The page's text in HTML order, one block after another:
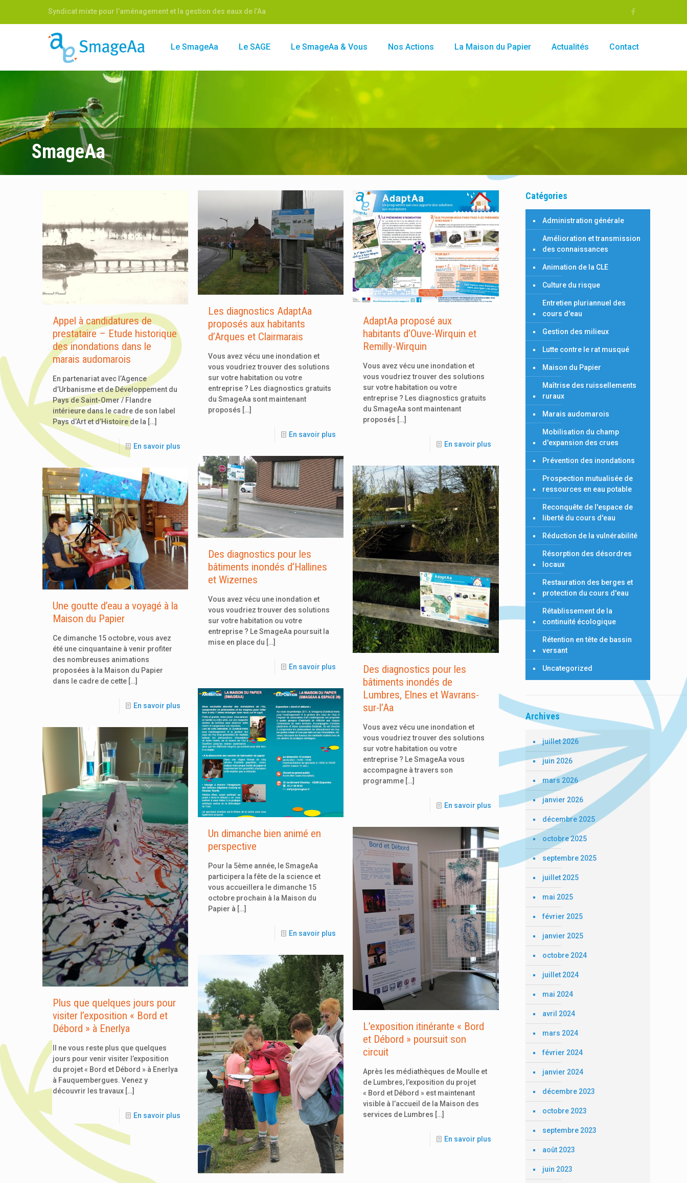
Syndicat mixte pour l’aménagement et la gestion des eaux de l’Aa
Le SmageAa Le SAGE Le SmageAa & Vous Nos Actions La Maison du Papier Actualités Contact
SmageAa
Appel à candidatures de
prestataire – Etude historique
des inondations dans le
marais audomarois
En partenariat avec l’Agence
d’Urbanisme et de Développement du
Pays de Saint-Omer / Flandre
intérieure dans le cadre de son label
Pays d’Art et d’Histoire de la […]
En savoir plus
Les diagnostics AdaptAa
proposés aux habitants
d’Arques et Clairmarais
Vous avez vécu une inondation et
vous voudriez trouver des solutions
sur votre habitation ou votre
entreprise ? Les diagnostics gratuits
du SmageAa sont maintenant
proposés […]
En savoir plus
AdaptAa proposé aux
habitants d’Ouve-Wirquin et
Remilly-Wirquin
Vous avez vécu une inondation et
vous voudriez trouver des solutions
sur votre habitation ou votre
entreprise ? Les diagnostics gratuits
du SmageAa sont maintenant
proposés […]
En savoir plus
Des diagnostics pour les
bâtiments inondés d’Hallines
et Wizernes
Vous avez vécu une inondation et
vous voudriez trouver des solutions
sur votre habitation ou votre
entreprise ? Le SmageAa poursuit la
mise en place du […]
En savoir plus
Des diagnostics pour les
bâtiments inondés de
Lumbres, Elnes et Wavrans-
sur-l’Aa
Vous avez vécu une inondation et
vous voudriez trouver des solutions
sur votre habitation ou votre
entreprise ? Le SmageAa vous
accompagne à travers son
programme […]
En savoir plus
Une goutte d’eau a voyagé à la
Maison du Papier
Ce dimanche 15 octobre, vous avez
été une cinquantaine à venir profiter
des nombreuses animations
proposées à la Maison du Papier
dans le cadre de cette […]
En savoir plus
Un dimanche bien animé en
perspective
Pour la 5ème année, le SmageAa
participera la fête de la science et
vous accueillera le dimanche 15
octobre prochain à la Maison du
Papier à […]
En savoir plus
Plus que quelques jours pour
visiter l’exposition « Bord et
Débord » à Enerlya
Il ne vous reste plus que quelques
jours pour venir visiter l’exposition
du projet « Bord et Débord » à Enerlya
à Fauquembergues. Venez y
découvrir les travaux […]
En savoir plus
L’exposition itinérante « Bord
et Débord » poursuit son
circuit
Après les médiathèques de Moulle et
de Lumbres, l’exposition du projet
« Bord et Débord » est maintenant
visible à l’accueil de la Maison des
services de Lumbres […]
En savoir plus
Catégories
Administration générale
Amélioration et transmission
des connaissances
Animation de la CLE
Culture du risque
Entretien pluriannuel des
cours d'eau
Gestion des milieux
Lutte contre le rat musqué
Maison du Papier
Maîtrise des ruissellements
ruraux
Marais audomarois
Mobilisation du champ
d'expansion des crues
Prévention des inondations
Prospection mutualisée de
ressources en eau potable
Reconquête de l'espace de
liberté du cours d'eau
Réduction de la vulnérabilité
Résorption des désordres
locaux
Restauration des berges et
protection du cours d'eau
Rétablissement de la
continuité écologique
Rétention en tête de bassin
versant
Uncategorized
Archives
juillet 2026
juin 2026
mars 2026
janvier 2026
décembre 2025
octobre 2025
septembre 2025
juillet 2025
mai 2025
février 2025
janvier 2025
octobre 2024
juillet 2024
mai 2024
avril 2024
mars 2024
février 2024
janvier 2024
décembre 2023
octobre 2023
septembre 2023
août 2023
juin 2023